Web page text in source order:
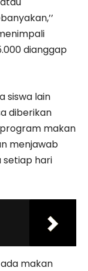
dianggap
siswa lain
diberikan
makan
menjawab
setiap hari
ada makan